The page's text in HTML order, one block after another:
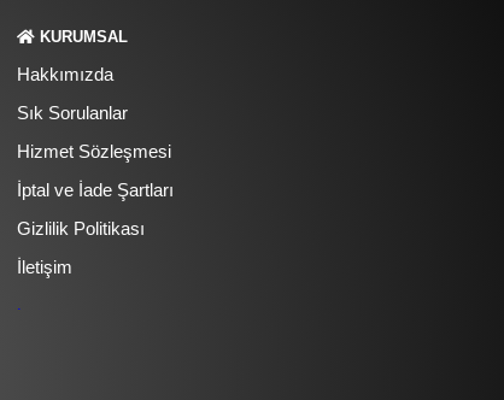
KURUMSAL
Hakkımızda
Sık Sorulanlar
Hizmet Sözleşmesi
İptal ve İade Şartları
Gizlilik Politikası
İletişim